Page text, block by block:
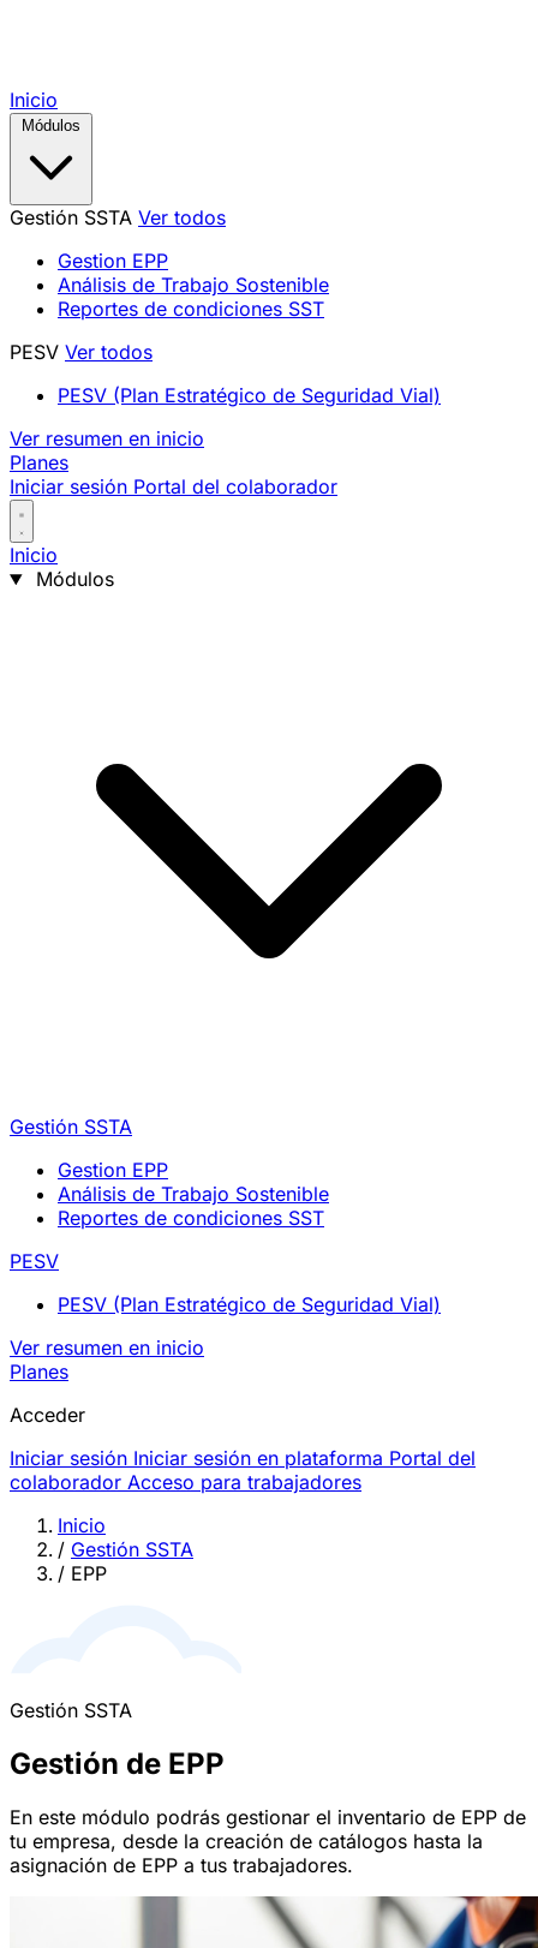
Inicio
Gestión SSTA Ver todos
Gestion EPP
Análisis de Trabajo Sostenible
Reportes de condiciones SST
PESV Ver todos
PESV (Plan Estratégico de Seguridad Vial)
Ver resumen en inicio
Planes
Iniciar sesión Portal del colaborador
Inicio
Módulos
Gestión SSTA
Gestion EPP
Análisis de Trabajo Sostenible
Reportes de condiciones SST
PESV
PESV (Plan Estratégico de Seguridad Vial)
Ver resumen en inicio
Planes
Acceder
Iniciar sesión Iniciar sesión en plataforma Portal del
colaborador Acceso para trabajadores
Inicio
/ Gestión SSTA
/ EPP
Gestión SSTA
Gestión de EPP
En este módulo podrás gestionar el inventario de EPP de
tu empresa, desde la creación de catálogos hasta la
asignación de EPP a tus trabajadores.